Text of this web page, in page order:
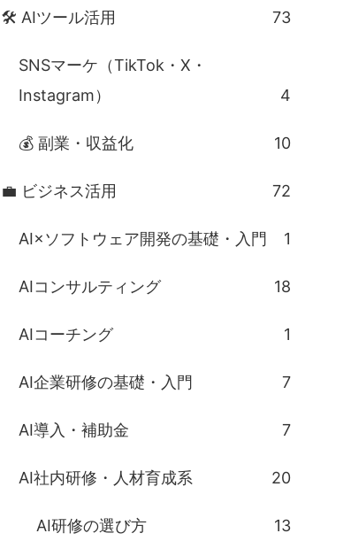
🛠 AIツール活用 73
SNSマーケ（TikTok・X・
Instagram）
4
💰 副業・収益化 10
💼 ビジネス活用 72
AI×ソフトウェア開発の基礎・入門 1
AIコンサルティング 18
AIコーチング 1
AI企業研修の基礎・入門 7
AI導入・補助金 7
AI社内研修・人材育成系 20
AI研修の選び方 13